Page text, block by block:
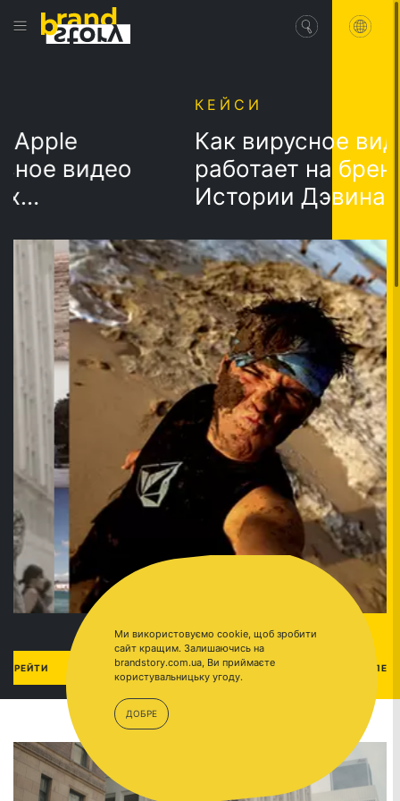
видео
ВИДЕОРОЛИК
КЕЙСИ
Как вирусное видео
работает на бренд?
Истории Дэвина
Ми використовуємо cookie, щоб зробити
сайт кращим. Залишаючись на
brandstory.com.ua, Ви приймаєте
користувальницьку угоду.
ДОБРЕ